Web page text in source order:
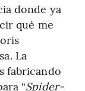
donde ya
qué me
La
fabricando
“Spider-